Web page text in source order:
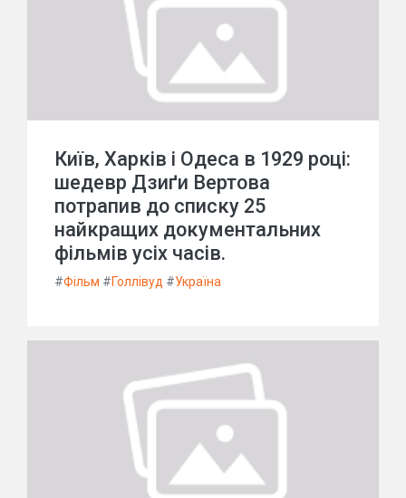
Київ, Харків і Одеса в 1929 році:
шедевр Дзиґи Вертова
потрапив до списку 25
найкращих документальних
фільмів усіх часів.
#Фільм #Голлівуд #Україна